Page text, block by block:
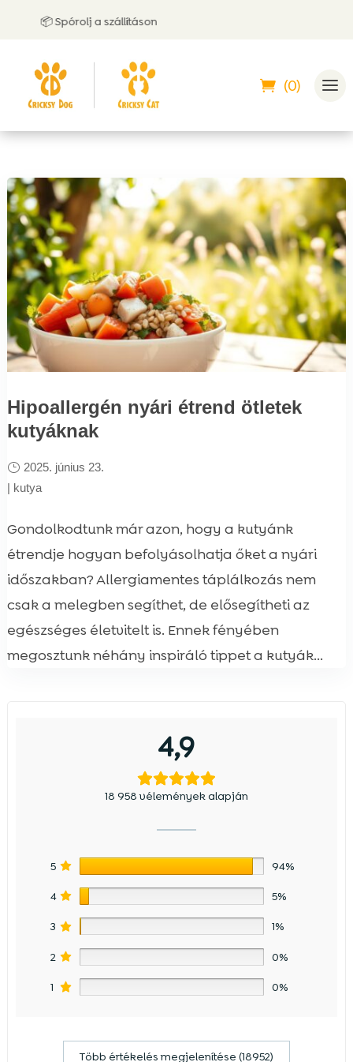
📦 Spórolj a szállításon
(0)
Hipoallergén nyári étrend ötletek
kutyáknak
2025. június 23.
| kutya
Gondolkodtunk már azon, hogy a kutyánk
étrendje hogyan befolyásolhatja őket a nyári
időszakban? Allergiamentes táplálkozás nem
csak a melegben segíthet, de elősegítheti az
egészséges életvitelt is. Ennek fényében
megosztunk néhány inspiráló tippet a kutyák...
4,9
18 958 vélemények alapján
5 94%
4 5%
3 1%
2 0%
1 0%
Több értékelés megjelenítése (18952)